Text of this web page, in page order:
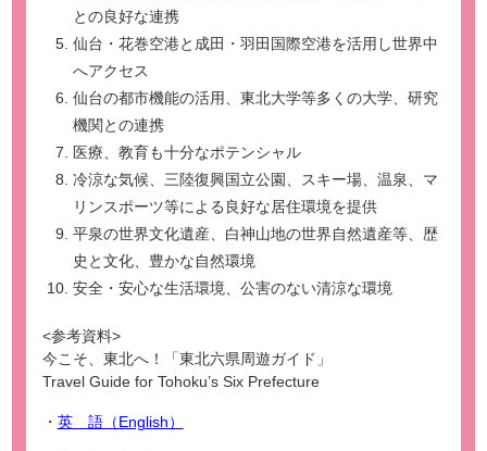
との良好な連携
仙台・花巻空港と成田・羽田国際空港を活用し世界中
へアクセス
仙台の都市機能の活用、東北大学等多くの大学、研究
機関との連携
医療、教育も十分なポテンシャル
冷涼な気候、三陸復興国立公園、スキー場、温泉、マ
リンスポーツ等による良好な居住環境を提供
平泉の世界文化遺産、白神山地の世界自然遺産等、歴
史と文化、豊かな自然環境
安全・安心な生活環境、公害のない清涼な環境
<参考資料>
今こそ、東北へ！「東北六県周遊ガイド」
Travel Guide for Tohoku’s Six Prefecture
・ 英 語（English）